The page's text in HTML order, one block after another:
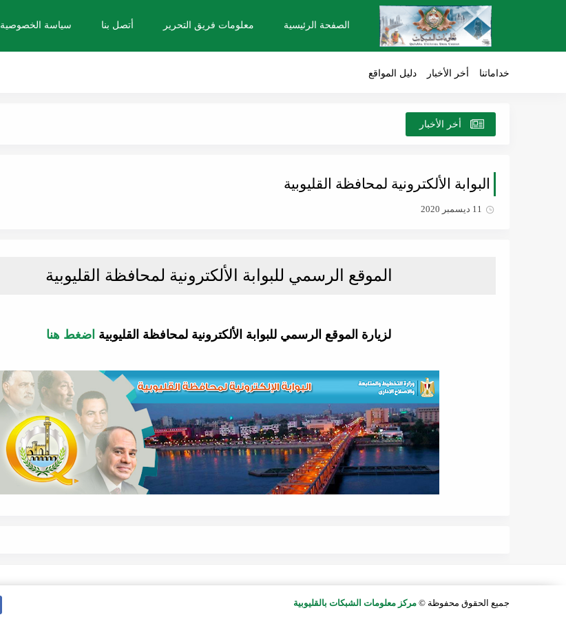
الصفحة الرئيسية معلومات فريق التحرير أتصل بنا سياسة الخصوصية
خداماتنا أخر الأخبار دليل المواقع
أخر الأخبار
البوابة الألكترونية لمحافظة القليوبية
11 ديسمبر 2020
الموقع الرسمي للبوابة الألكترونية لمحافظة القليوبية
لزيارة الموقع الرسمي للبوابة الألكترونية لمحافظة القليوبية اضغط هنا
جميع الحقوق محفوظة © مركز معلومات الشبكات بالقليوبية